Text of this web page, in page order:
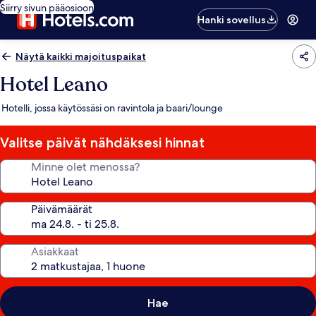
Siirry sivun pääosioon
Hanki sovellus
Näytä kaikki majoituspaikat
Hotel Leano
Hotelli, jossa käytössäsi on ravintola ja baari/lounge
Valitse päivät nähdäksesi hinnat
Minne olet menossa?
Päivämäärät
Asiakkaat
Hae